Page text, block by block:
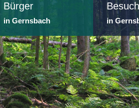
Bürger
in Gernsbach in